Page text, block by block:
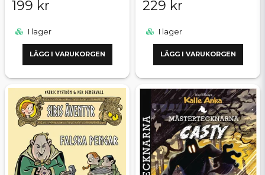
199 kr
I lager
LÄGG I VARUKORGEN
229 kr
I lager
LÄGG I VARUKORGEN